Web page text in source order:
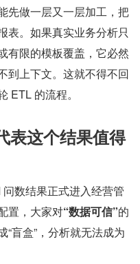
先做一层又一层加工，把
表。如果真实业务分析只
有限的模板覆盖，它必然
到上下文。这就不得不回
ETL 的流程。
表这个结果值得
数结果正式进入经营管
置，大家对“数据可信”的
盲盒”，分析就无法成为